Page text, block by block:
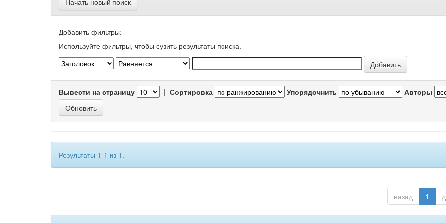
Начать новый поиск
Добавить фильтры:
Используйте фильтры, чтобы сузить результаты поиска.
Вывести на страницу | Сортировка Упорядочнить Авторы
Результаты 1-1 из 1.
назад 1